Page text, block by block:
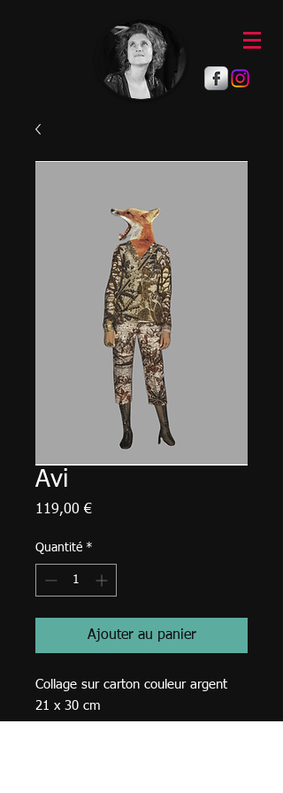
Avi
119,00 €Prix
Quantité *
Ajouter au panier
Collage sur carton couleur argent
21 x 30 cm